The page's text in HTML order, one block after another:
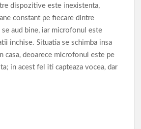
dispozitive este inexistenta,
constant pe fiecare dintre
se aud bine, iar microfonul este
inchise. Situatia se schimba insa
casa, deoarece microfonul este pe
in acest fel iti capteaza vocea, dar